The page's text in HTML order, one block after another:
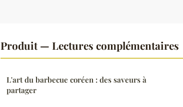
Produit — Lectures complémentaires
L'art du barbecue coréen : des saveurs à
partager